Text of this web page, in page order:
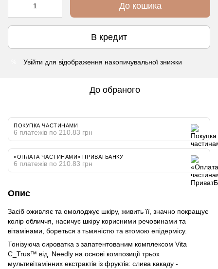
До кошика
В кредит
Увійти для відображення накопичувальної знижки
До обраного
ПОКУПКА ЧАСТИНАМИ
6 платежів по 210.83 грн
«ОПЛАТА ЧАСТИНАМИ» ПРИВАТБАНКУ
6 платежів по 210.83 грн
Опис
Засіб оживляє та омолоджує шкіру, живить її, значно покращує
колір обличчя, насичує шкіру корисними речовинами та
вітамінами, бореться з тьмяністю та втомою епідермісу.
Тонізуюча сироватка з запатентованим комплексом Vita
C_Trus™ від Needly на основі композиції трьох
мультивітамінних екстрактів із фруктів: слива какаду -